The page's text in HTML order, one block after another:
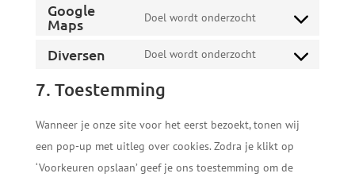
wordfence
google-
Google
Maps Doel wordt onderzocht
Consent
Diversen Doel wordt onderzocht
Consent
diversen
7. Toestemming
Wanneer je onze site voor het eerst bezoekt, tonen wij
een pop-up met uitleg over cookies. Zodra je klikt op
‘Voorkeuren opslaan’ geef je ons toestemming om de